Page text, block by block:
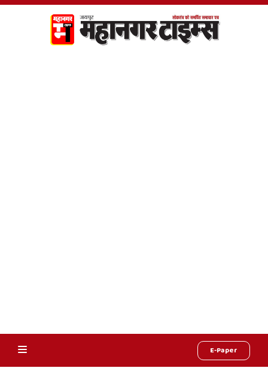
E-Paper